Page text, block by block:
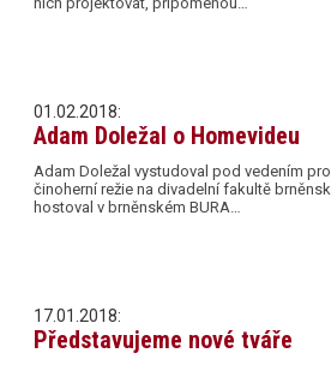
01.02.2018:
Adam Doležal o Homevideu
Adam Doležal vystudoval pod vedením
činoherní režie na divadelní fakultě
hostoval v brněnském BURA…
17.01.2018:
Představujeme nové tváře